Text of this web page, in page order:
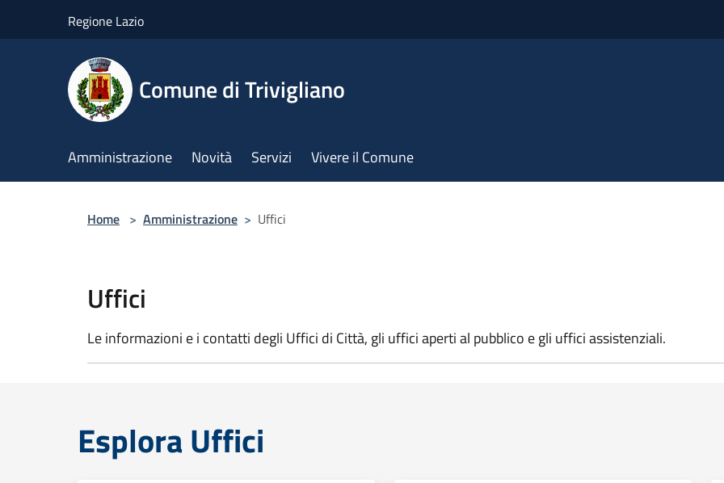
Regione Lazio
Comune di Trivigliano
Amministrazione Novità Servizi Vivere il Comune
Home > Amministrazione > Uffici
Uffici
Le informazioni e i contatti degli Uffici di Città, gli uffici aperti al pubblico e gli uffici assistenziali.
Esplora Uffici